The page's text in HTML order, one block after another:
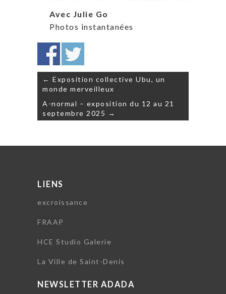
Avec Julie Go
Photos instantanées
Navigation
de
← Exposition collective Ubu, un
monde merveilleux
A-normal – exposition du 12 au 21
septembre 2025 →
LIENS
excroissance
FRAAP
HCE Studio Galerie
La Ville de Saint-Denis
NEWSLETTER ADADA